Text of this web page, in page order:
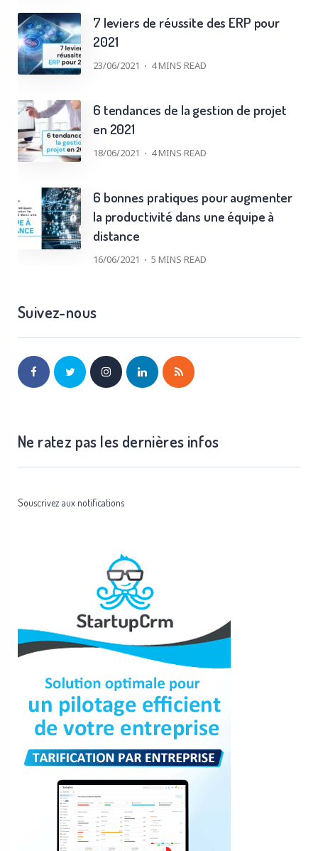
7 leviers de réussite des ERP pour
2021
23/06/2021 4MINS READ
6 tendances de la gestion de projet
en 2021
18/06/2021 4MINS READ
6 bonnes pratiques pour augmenter
la productivité dans une équipe à
distance
16/06/2021 5 MINS READ
Suivez-nous
Ne ratez pas les dernières infos
Souscrivez aux notifications